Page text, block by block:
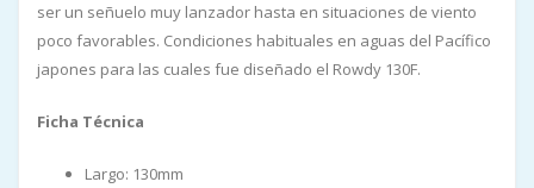
ser un señuelo muy lanzador hasta en situaciones de viento
poco favorables. Condiciones habituales en aguas del Pacífico
japones para las cuales fue diseñado el Rowdy 130F.
Ficha Técnica
Largo: 130mm